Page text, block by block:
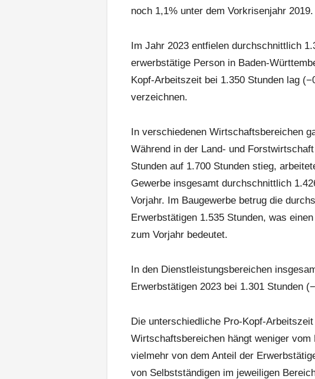
noch 1,1% unter dem Vorkrisenjahr 2019.
Im Jahr 2023 entfielen durchschnittlich
erwerbstätige Person in Baden-
Kopf-Arbeitszeit bei 1.350 Stunden lag
verzeichnen.
In verschiedenen Wirtschaftsbereichen
Während in der Land- und
Stunden auf 1.700 Stunden stieg,
Gewerbe insgesamt durchschnittlich
Vorjahr. Im Baugewerbe betrug die
Erwerbstätigen 1.535 Stunden, was
zum Vorjahr bedeutet.
In den Dienstleistungsbereichen
Erwerbstätigen 2023 bei 1.301 Stunden
Die unterschiedliche Pro-Kopf-
Wirtschaftsbereichen hängt weniger
vielmehr von dem Anteil der
von Selbstständigen im jeweiligen